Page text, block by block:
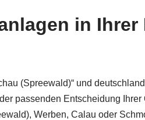
in Ihrer
(Spreewald)“ und
passenden Entscheidung
Werben, Calau oder